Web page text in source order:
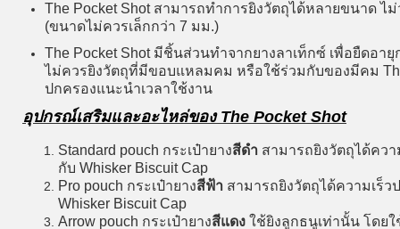
The Pocket Shot สามารถทำการยิงวัตถุได้หลายขนาด
(ขนาดไม่ควรเล็กกว่า 7 มม.)
The Pocket Shot มีชิ้นส่วนทำจากยางลาเท็กซ์ เพื่อยืดอ
ไม่ควรยิงวัตถุที่มีขอบแหลมคม หรือใช้ร่วมกับของมีคม
ปกครองแนะนำเวลาใช้งาน
อุปกรณ์เสริมและอะไหล่ของ The Pocket Shot
Standard pouch กระเป๋ายางสีดำ สามารถยิงวัตถุได้คว
กับ Whisker Biscuit Cap
Pro pouch กระเป๋ายางสีฟ้า สามารถยิงวัตถุได้ความเร็
Whisker Biscuit Cap
Arrow pouch กระเป๋ายางสีแดง ใช้ยิงลูกธนูเท่านั้น โดย